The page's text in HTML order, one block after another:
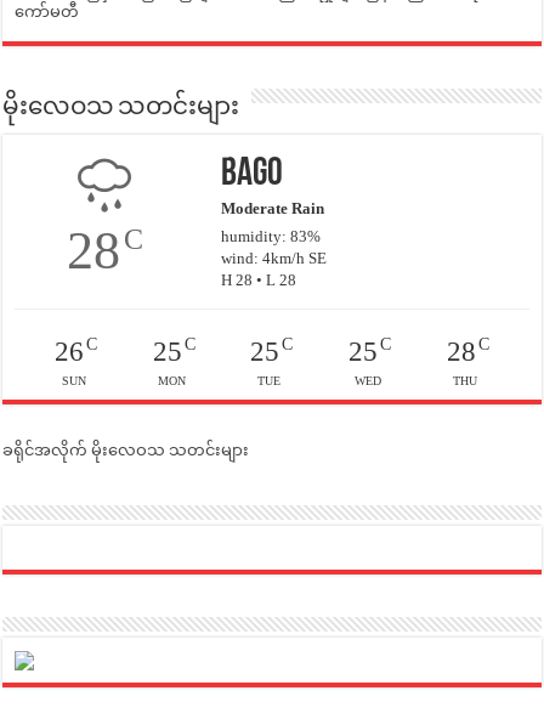
ကော်မတီ
မိုးလေဝသ သတင်းများ
28C
Bago
Moderate Rain
humidity: 83%
wind: 4km/h SE
H 28 • L 28
26C
SUN
25C
MON
25 C
TUE
25C
WED
28C
THU
ခရိုင်အလိုက် မိုးလေဝသ သတင်းများ